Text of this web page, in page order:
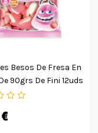
Besos De Fresa En
90grs De Fini 12uds